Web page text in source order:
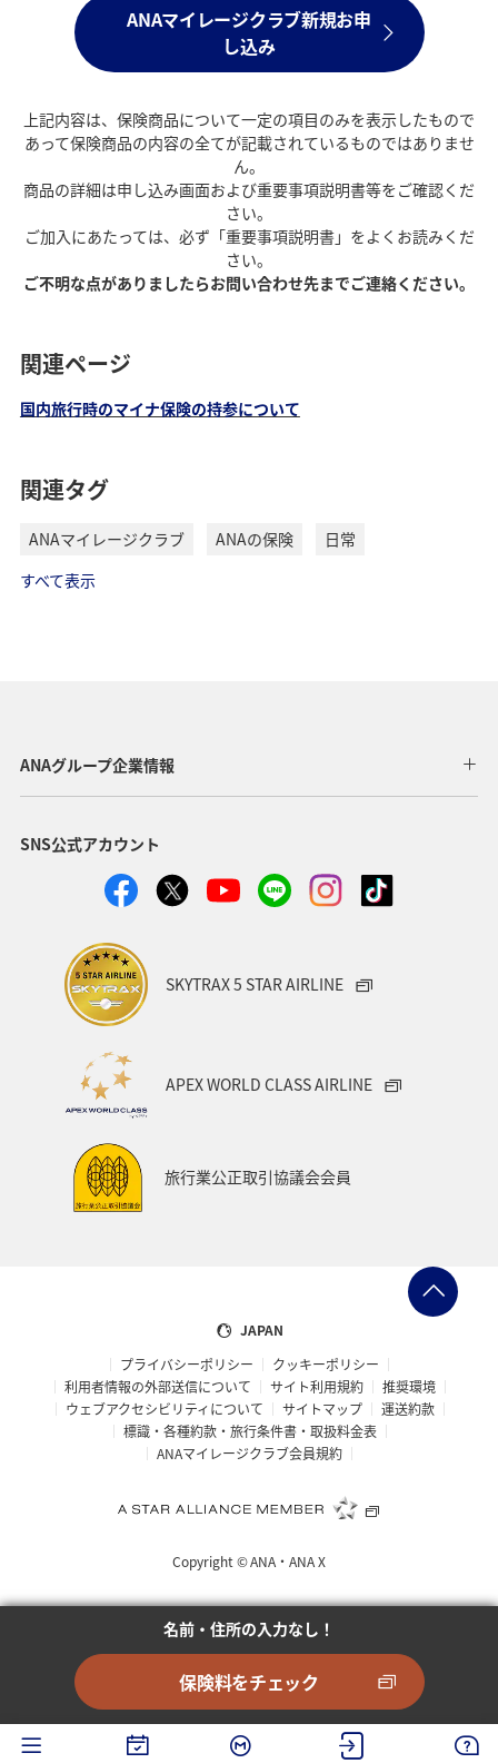
ANAマイレージクラブ新規お申
し込み
上記内容は、保険商品について一定の項目のみを表示したもので
あって保険商品の内容の全てが記載されているものではありませ
ん。
商品の詳細は申し込み画面および重要事項説明書等をご確認くだ
さい。
ご加入にあたっては、必ず「重要事項説明書」をよくお読みくだ
さい。
ご不明な点がありましたらお問い合わせ先までご連絡ください。
名前・住所の入力なし！
保険料をチェック
関連ページ
国内旅行時のマイナ保険の持参について
関連タグ
ANAマイレージクラブ ANAの保険
日常
すべて表示
ANAグループ企業情報
SNS公式アカウント
SKYTRAX 5 STAR AIRLINE
APEX WORLD CLASS AIRLINE
旅行業公正取引協議会会員
JAPAN
プライバシーポリシー
クッキーポリシー
利用者情報の外部送信について
サイト利用規約
推奨環境
ウェブアクセシビリティについて
サイトマップ
運送約款
標識・各種約款・旅行条件書・取扱料金表
ANAマイレージクラブ会員規約
Copyright ©ANA・ANA X